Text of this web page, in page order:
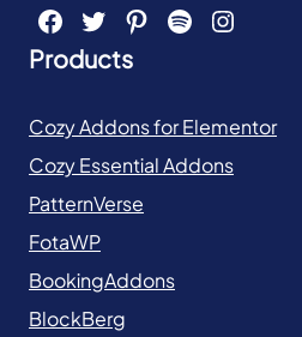
Facebook Twitter Pinterest Spotify Instagram
Products
Cozy Addons for Elementor
Cozy Essential Addons
PatternVerse
FotaWP
BookingAddons
BlockBerg